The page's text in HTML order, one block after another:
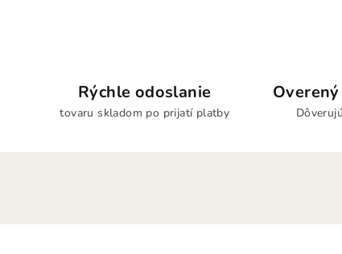
Rýchle odoslanie
tovaru skladom po prijatí platby